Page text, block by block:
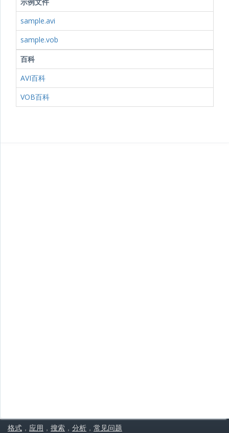
sample.avi
sample.vob
百科
AVI百科
VOB百科
格式 ， 应用 ， 搜索 ， 分析 ， 常见问题